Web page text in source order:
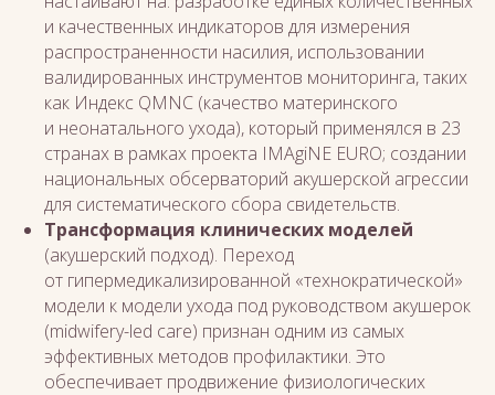
и качественных индикаторов для измерения
распространенности насилия, использовании
валидированных инструментов мониторинга, таких
как Индекс QMNC (качество материнского
и неонатального ухода), который применялся в 23
странах в рамках проекта IMAgiNE EURO; создании
национальных обсерваторий акушерской агрессии
для систематического сбора свидетельств.
Трансформация клинических моделей
(акушерский подход). Переход
от гипермедикализированной «технократической»
модели к модели ухода под руководством акушерок
(midwifery-led care) признан одним из самых
эффективных методов профилактики. Это
обеспечивает продвижение физиологических